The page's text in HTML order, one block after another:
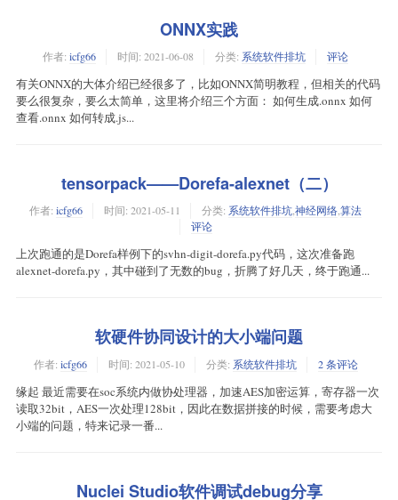
ONNX实践
作者: icfg66 时间: 2021-06-08 分类: 系统软件排坑 评论
有关ONNX的大体介绍已经很多了，比如ONNX简明教程，但相关的代码
要么很复杂，要么太简单，这里将介绍三个方面： 如何生成.onnx 如何
查看.onnx 如何转成.js...
tensorpack——Dorefa-alexnet（二）
作者: icfg66 时间: 2021-05-11 分类: 系统软件排坑,神经网络,算法
评论
上次跑通的是Dorefa样例下的svhn-digit-dorefa.py代码，这次准备跑
alexnet-dorefa.py，其中碰到了无数的bug，折腾了好几天，终于跑通...
软硬件协同设计的大小端问题
作者: icfg66 时间: 2021-05-10 分类: 系统软件排坑 2 条评论
缘起 最近需要在soc系统内做协处理器，加速AES加密运算，寄存器一次
读取32bit，AES一次处理128bit，因此在数据拼接的时候，需要考虑大
小端的问题，特来记录一番...
Nuclei Studio软件调试debug分享